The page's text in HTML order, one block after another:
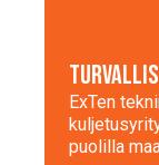
ExTen
puolilla